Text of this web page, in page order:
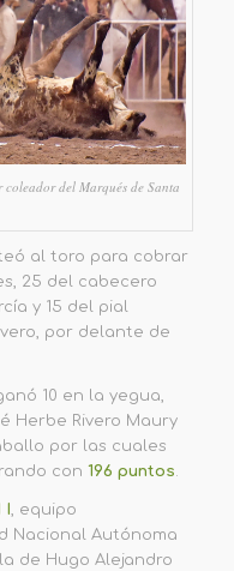
del Marqués de Santa
al toro para cobrar
25 del cabecero
y 15 del pial
por delante de
10 en la yegua,
Herbe Rivero Maury
por las cuales
con 196 puntos.
I, equipo
Nacional Autónoma
de Hugo Alejandro